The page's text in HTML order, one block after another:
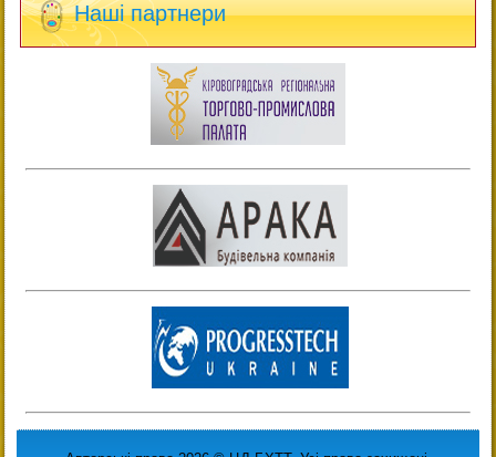
Наші партнери